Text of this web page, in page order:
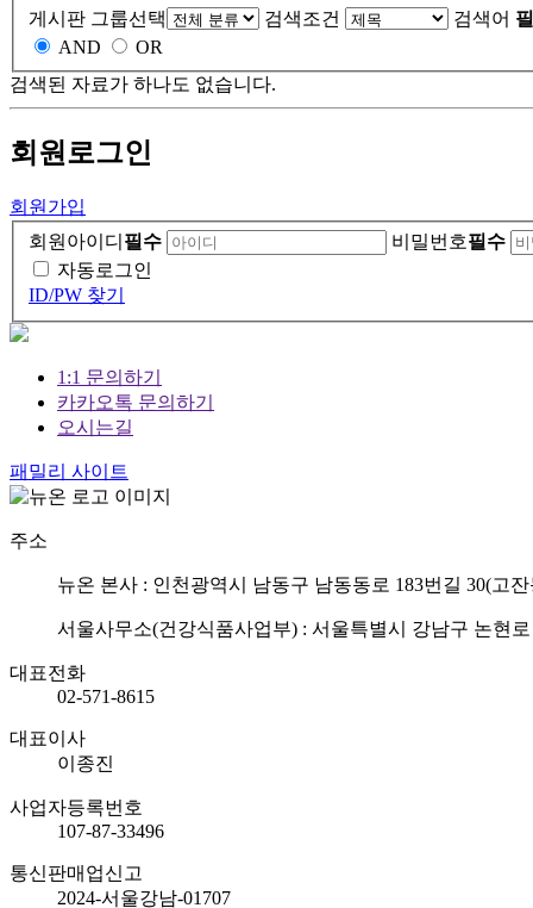
게시판 그룹선택
검색조건 검색어
AND
OR
검색된 자료가 하나도 없습니다.
회원 로그인
회원가입
회원아이디 필수 비밀번호필수
자동로그인
ID/PW 찾기
1:1 문의하기
카카오톡 문의하기
오시는길
패밀리 사이트
주소
뉴온 본사 : 인천광역시 남동구 남동동로 183번길 30(고
서울사무소(건강식품사업부) : 서울특별시 강남구 논현
대표전화
02-571-8615
대표이사
이종진
사업자등록번호
107-87-33496
통신판매업신고
2024-서울강남-01707